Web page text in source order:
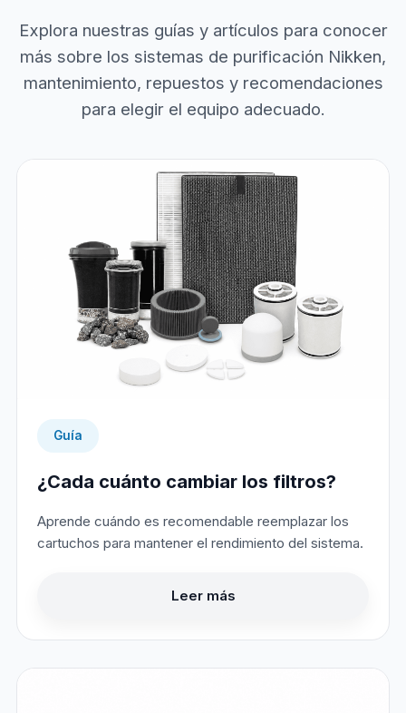
Explora nuestras guías y artículos para conocer
más sobre los sistemas de purificación Nikken,
mantenimiento, repuestos y recomendaciones
para elegir el equipo adecuado.
Guía
¿Cada cuánto cambiar los filtros?
Aprende cuándo es recomendable reemplazar los
cartuchos para mantener el rendimiento del sistema.
Leer más